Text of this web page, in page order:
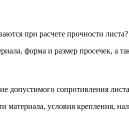
при расчете прочности листа?
форма и размер просечек, а
допустимого сопротивления
условия крепления,